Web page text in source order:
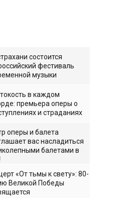
состоится
фестиваль
музыки
в каждом
премьера оперы о
и страданиях
оперы и балета
вас насладиться
балетами в
«От тьмы к свету»: 80-
Великой Победы